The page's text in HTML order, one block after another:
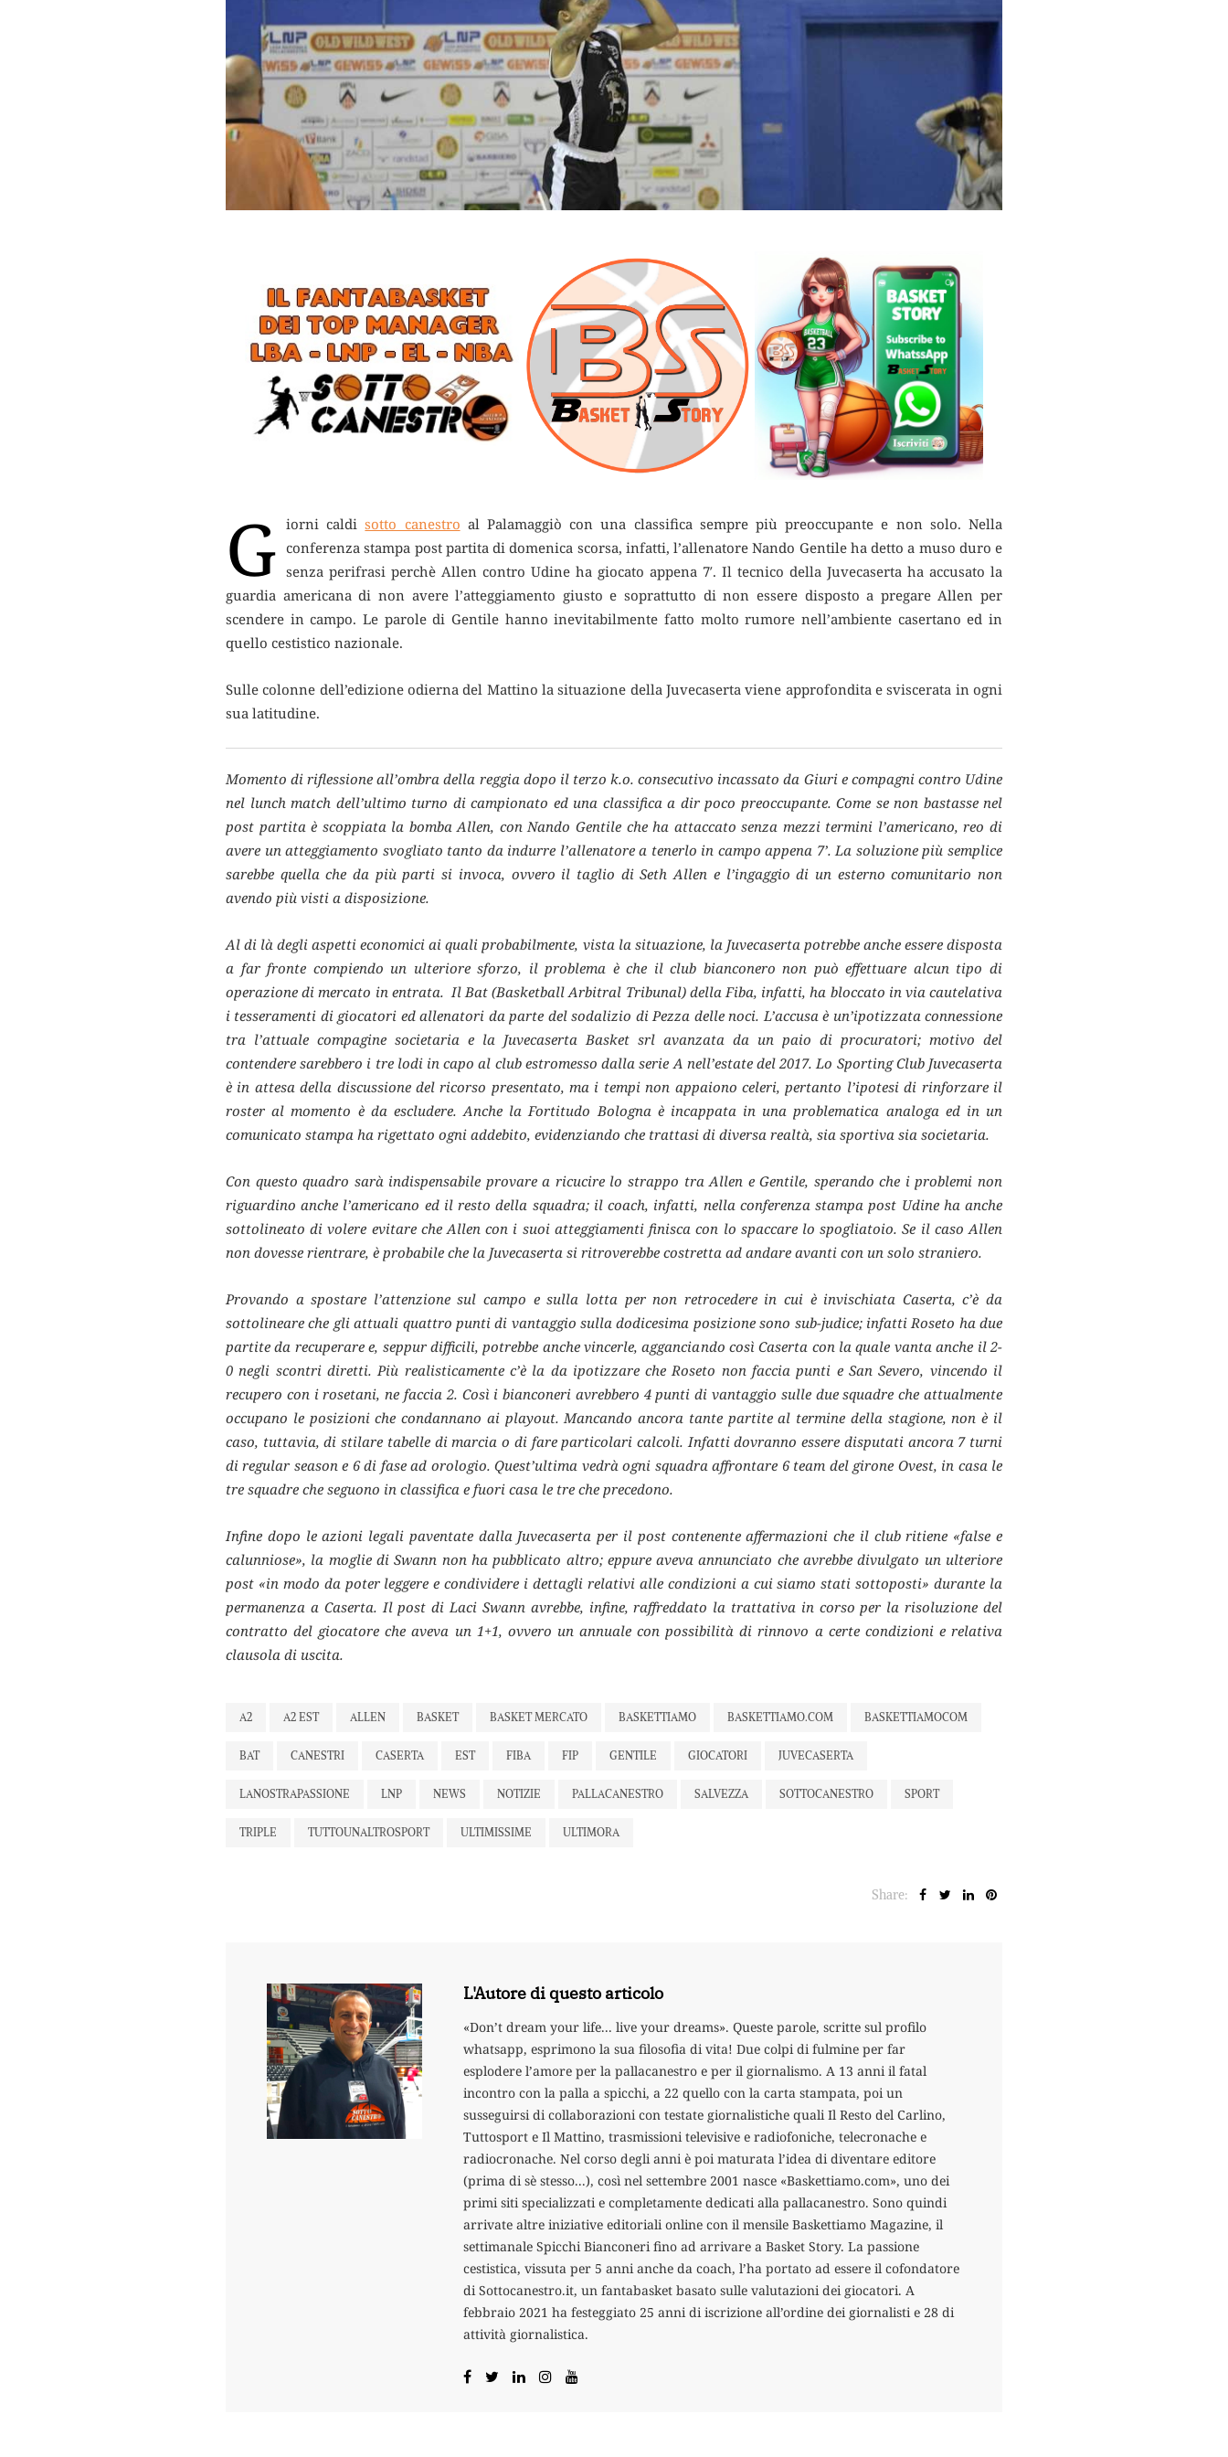
G iorni caldisotto canestro al Palamaggiò con una classifica sempre più preoccupante e non solo. Nella
conferenza stampa post partita di domenica scorsa, infatti, l’allenatore Nando Gentile ha detto a muso duro e
senza perifrasi perchè Allen contro Udine ha giocato appena 7′. Il tecnico della Juvecaserta ha accusato la
guardia americana di non avere l’atteggiamento giusto e soprattutto di non essere disposto a pregare Allen per
scendere in campo. Le parole di Gentile hanno inevitabilmente fatto molto rumore nell’ambiente casertano ed in
quello cestistico nazionale.
Sulle colonne dell’edizione odierna del Mattino la situazione della Juvecaserta viene approfondita e sviscerata in ogni
sua latitudine.
Momento di riflessione all’ombra della reggia dopo il terzo k.o. consecutivo incassato da Giuri e compagni contro Udine
nel lunch match dell’ultimo turno di campionato ed una classifica a dir poco preoccupante. Come se non bastasse nel
post partita è scoppiata la bomba Allen, con Nando Gentile che ha attaccato senza mezzi termini l’americano, reo di
avere un atteggiamento svogliato tanto da indurre l’allenatore a tenerlo in campo appena 7’. La soluzione più semplice
sarebbe quella che da più parti si invoca, ovvero il taglio di Seth Allen e l’ingaggio di un esterno comunitario non
avendo più visti a disposizione.
Al di là degli aspetti economici ai quali probabilmente, vista la situazione, la Juvecaserta potrebbe anche essere disposta
a far fronte compiendo un ulteriore sforzo, il problema è che il club bianconero non può effettuare alcun tipo di
operazione di mercato in entrata. Il Bat (Basketball Arbitral Tribunal) della Fiba, infatti, ha bloccato in via cautelativa
i tesseramenti di giocatori ed allenatori da parte del sodalizio di Pezza delle noci. L’accusa è un’ipotizzata connessione
tra l’attuale compagine societaria e la Juvecaserta Basket srl avanzata da un paio di procuratori; motivo del
contendere sarebbero i tre lodi in capo al club estromesso dalla serie A nell’estate del 2017. Lo Sporting Club Juvecaserta
è in attesa della discussione del ricorso presentato, ma i tempi non appaiono celeri, pertanto l’ipotesi di rinforzare il
roster al momento è da escludere. Anche la Fortitudo Bologna è incappata in una problematica analoga ed in un
comunicato stampa ha rigettato ogni addebito, evidenziando che trattasi di diversa realtà, sia sportiva sia societaria.
Con questo quadro sarà indispensabile provare a ricucire lo strappo tra Allen e Gentile, sperando che i problemi non
riguardino anche l’americano ed il resto della squadra; il coach, infatti, nella conferenza stampa post Udine ha anche
sottolineato di volere evitare che Allen con i suoi atteggiamenti finisca con lo spaccare lo spogliatoio. Se il caso Allen
non dovesse rientrare, è probabile che la Juvecaserta si ritroverebbe costretta ad andare avanti con un solo straniero.
Provando a spostare l’attenzione sul campo e sulla lotta per non retrocedere in cui è invischiata Caserta, c’è da
sottolineare che gli attuali quattro punti di vantaggio sulla dodicesima posizione sono sub-judice; infatti Roseto ha due
partite da recuperare e, seppur difficili, potrebbe anche vincerle, agganciando così Caserta con la quale vanta anche il 2-
0 negli scontri diretti. Più realisticamente c’è la da ipotizzare che Roseto non faccia punti e San Severo, vincendo il
recupero con i rosetani, ne faccia 2. Così i bianconeri avrebbero 4 punti di vantaggio sulle due squadre che attualmente
occupano le posizioni che condannano ai playout. Mancando ancora tante partite al termine della stagione, non è il
caso, tuttavia, di stilare tabelle di marcia o di fare particolari calcoli. Infatti dovranno essere disputati ancora 7 turni
di regular season e 6 di fase ad orologio. Quest’ultima vedrà ogni squadra affrontare 6 team del girone Ovest, in casa le
tre squadre che seguono in classifica e fuori casa le tre che precedono.
Infine dopo le azioni legali paventate dalla Juvecaserta per il post contenente affermazioni che il club ritiene «false e
calunniose», la moglie di Swann non ha pubblicato altro; eppure aveva annunciato che avrebbe divulgato un ulteriore
post «in modo da poter leggere e condividere i dettagli relativi alle condizioni a cui siamo stati sottoposti» durante la
permanenza a Caserta. Il post di Laci Swann avrebbe, infine, raffreddato la trattativa in corso per la risoluzione del
contratto del giocatore che aveva un 1+1, ovvero un annuale con possibilità di rinnovo a certe condizioni e relativa
clausola di uscita.
A2 A2 EST ALLEN BASKET BASKET MERCATO BASKETTIAMO BASKETTIAMO.COM BASKETTIAMOCOM
BAT CANESTRI CASERTA EST FIBA FIP GENTILE GIOCATORI JUVECASERTA
LANOSTRAPASSIONE LNP NEWS NOTIZIE PALLACANESTRO SALVEZZA SOTTOCANESTRO SPORT
TRIPLE TUTTOUNALTROSPORT ULTIMISSIME ULTIMORA
Share:
L'Autore di questo articolo
«Don’t dream your life... live your dreams». Queste parole, scritte sul profilo
whatsapp, esprimono la sua filosofia di vita! Due colpi di fulmine per far
esplodere l’amore per la pallacanestro e per il giornalismo. A 13 anni il fatal
incontro con la palla a spicchi, a 22 quello con la carta stampata, poi un
susseguirsi di collaborazioni con testate giornalistiche quali Il Resto del Carlino,
Tuttosport e Il Mattino, trasmissioni televisive e radiofoniche, telecronache e
radiocronache. Nel corso degli anni è poi maturata l’idea di diventare editore
(prima di sè stesso...), così nel settembre 2001 nasce «Baskettiamo.com», uno dei
primi siti specializzati e completamente dedicati alla pallacanestro. Sono quindi
arrivate altre iniziative editoriali online con il mensile Baskettiamo Magazine, il
settimanale Spicchi Bianconeri fino ad arrivare a Basket Story. La passione
cestistica, vissuta per 5 anni anche da coach, l’ha portato ad essere il cofondatore
di Sottocanestro.it, un fantabasket basato sulle valutazioni dei giocatori. A
febbraio 2021 ha festeggiato 25 anni di iscrizione all’ordine dei giornalisti e 28 di
attività giornalistica.